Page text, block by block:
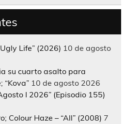
Life” (2026) 10 de agosto
su cuarto asalto para
“Kova” 10 de agosto 2026
I 2026” (Episodio 155)
Colour Haze – “All” (2008) 7